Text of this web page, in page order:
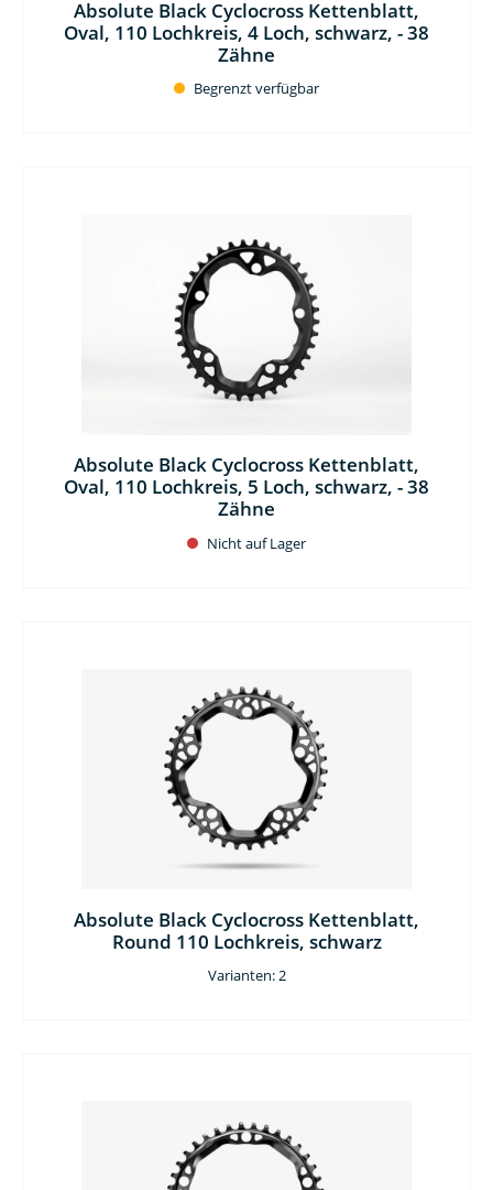
Absolute Black Cyclocross Kettenblatt,
Oval, 110 Lochkreis, 4 Loch, schwarz, - 38
Zähne
Begrenzt verfügbar
Absolute Black Cyclocross Kettenblatt,
Oval, 110 Lochkreis, 5 Loch, schwarz, - 38
Zähne
Nicht auf Lager
Absolute Black Cyclocross Kettenblatt,
Round 110 Lochkreis, schwarz
Varianten: 2